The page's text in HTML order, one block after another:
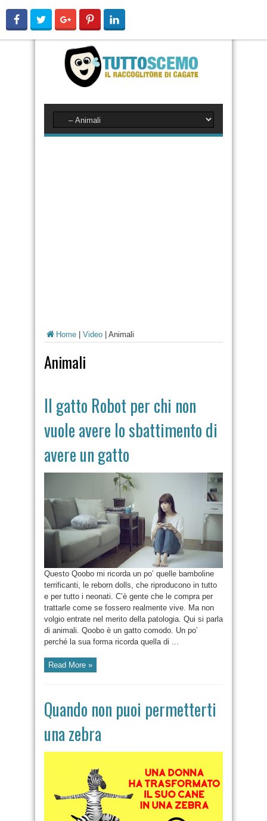
Home Video Animali
Animali
Il gatto Robot per chi non
vuole avere lo sbattimento di
avere un gatto
Questo Qoobo mi ricorda un po’ quelle bamboline
terrificanti, le reborn dolls, che riproducono in tutto
e per tutto i neonati. C’è gente che le compra per
trattarle come se fossero realmente vive. Ma non
volgio entrate nel merito della patologia. Qui si parla
di animali. Qoobo è un gatto comodo. Un po’
perché la sua forma ricorda quella di ...
Read More »
Quando non puoi permetterti
una zebra